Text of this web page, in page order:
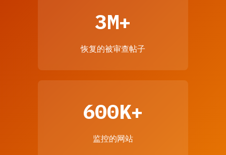
3M+
恢复的被审查帖子
600K+
监控的网站